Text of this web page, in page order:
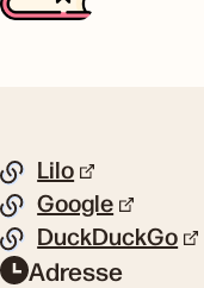
Pied de page
Liste de liens
Lilo
Google
DuckDuckGo
Informations
Adresse